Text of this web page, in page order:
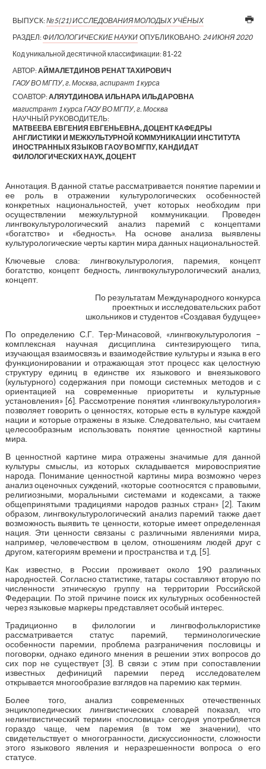
ВЫПУСК:№5(21) ИССЛЕДОВАНИЯ МОЛОДЫХ УЧЁНЫХ
РАЗДЕЛ:ФИЛОЛОГИЧЕСКИЕ НАУКИ ОПУБЛИКОВАНО: 24 ИЮНЯ 2020
Код уникальной десятичной классификации:81-22
АВТОР:АЙМАЛЕТДИНОВ РЕНАТ ТАХИРОВИЧ
ГАОУ ВО МГПУ, г. Москва, аспирант 1 курса
СОАВТОР:АЛЯУТДИНОВА ИЛЬНАРА ИЛЬДАРОВНА
магистрант 1 курса ГАОУ ВО МГПУ, г. Москва
НАУЧНЫЙ РУКОВОДИТЕЛЬ:
МАТВЕЕВА ЕВГЕНИЯ ЕВГЕНЬЕВНА, ДОЦЕНТ КАФЕДРЫ
АНГЛИСТИКИ И МЕЖКУЛЬТУРНОЙ КОММУНИКАЦИИ ИНСТИТУТА
ИНОСТРАННЫХ ЯЗЫКОВ ГАОУ ВО МГПУ, КАНДИДАТ
ФИЛОЛОГИЧЕСКИХ НАУК, ДОЦЕНТ
Аннотация. В данной статье рассматривается понятие паремии и
ее роль в отражении культурологических особенностей
конкретных национальностей, учет которых необходим при
осуществлении межкультурной коммуникации. Проведен
лингвокультурологический анализ паремий с концептами
«богатство» и «бедность». На основе анализа выявлены
культурологические черты картин мира данных национальностей.
Ключевые слова: лингвокультурология, паремия, концепт
богатство, концепт бедность, лингвокультурологический анализ,
концепт.
По результатам Международного конкурса
проектных и исследовательских работ
школьников и студентов «Создавая будущее»
По определению С.Г. Тер-Минасовой, «лингвокультурология –
комплексная научная дисциплина синтезирующего типа,
изучающая взаимосвязь и взаимодействие культуры и языка в его
функционировании и отражающая этот процесс как целостную
структуру единиц в единстве их языкового и внеязыкового
(культурного) содержания при помощи системных методов и с
ориентацией на современные приоритеты и культурные
установления» [6]. Рассмотрение понятия «лингвокультурология»
позволяет говорить о ценностях, которые есть в культуре каждой
нации и которые отражены в языке. Следовательно, мы считаем
целесообразным использовать понятие ценностной картины
мира.
В ценностной картине мира отражены значимые для данной
культуры смыслы, из которых складывается мировосприятие
народа. Понимание ценностной картины мира возможно через
анализ оценочных суждений, «которые соотносятся с правовыми,
религиозными, моральными системами и кодексами, а также
общепринятыми традициями народов разных стран» [2]. Таким
образом, лингвокультурологический анализ паремий также дает
возможность выявить те ценности, которые имеет определенная
нация. Эти ценности связаны с различными явлениями мира,
например, человечеством в целом, отношениям людей друг с
другом, категориям времени и пространства и т.д. [5].
Как известно, в России проживает около 190 различных
народностей. Согласно статистике, татары составляют вторую по
численности этническую группу на территории Российской
Федерации. По этой причине поиск их культурных особенностей
через языковые маркеры представляет особый интерес.
Традиционно в филологии и лингвофольклористике
рассматривается статус паремий, терминологические
особенности паремии, проблема разграничения пословицы и
поговорки, однако единого мнения в решении этих вопросов до
сих пор не существует [3]. В связи с этим при сопоставлении
известных дефиниций паремии перед исследователем
открывается многообразие взглядов на паремию как термин.
Более того, анализ современных отечественных
энциклопедических лингвистических словарей показал, что
нелингвистический термин «пословица» сегодня употребляется
гораздо чаще, чем паремия (в том же значении), что
свидетельствует о многогранности, дискуссионности, сложности
этого языкового явления и неразрешенности вопроса о его
статусе.